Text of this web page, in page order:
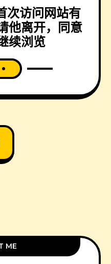
次访问网站有
他离开，同意
续浏览
ME